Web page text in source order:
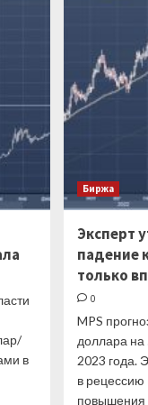
в
Биржа
Эксперт
падение
только
0
MPS
доллара на
2023 года.
в рецессию